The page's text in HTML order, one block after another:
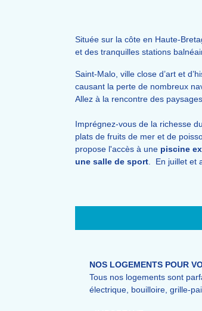
Située sur la côte en Haute-
et des tranquilles stations
Saint-Malo, ville close d’art et
causant la perte de nombreux
Allez à la rencontre des
Imprégnez-vous de la richesse
plats de fruits de mer et de
propose l'accès à une piscine
une salle de sport
En juillet et
NOS LOGEMENTS POUR
Tous nos logements sont
électrique, bouilloire, grille-